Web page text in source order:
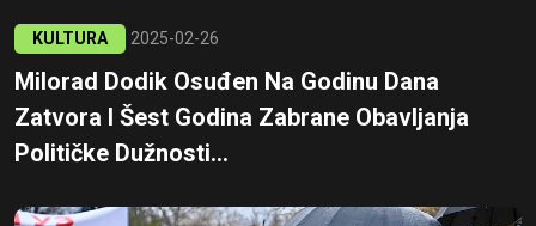
KULTURA 2025-02-26
Milorad Dodik Osuđen Na Godinu Dana
Zatvora I Šest Godina Zabrane Obavljanja
Političke Dužnosti...